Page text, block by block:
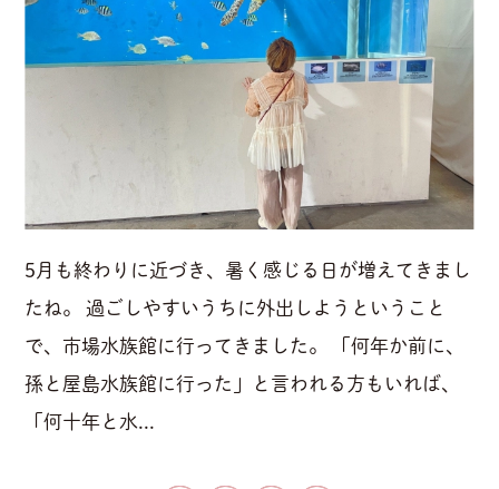
5月も終わりに近づき、暑く感じる日が増えてきまし
たね。 過ごしやすいうちに外出しようということ
で、市場水族館に行ってきました。 「何年か前に、
孫と屋島水族館に行った」と言われる方もいれば、
「何十年と水...